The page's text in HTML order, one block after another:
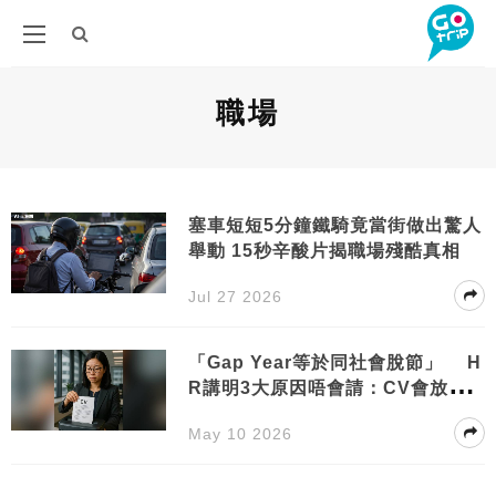
職場
塞車短短5分鐘鐵騎竟當街做出驚人
舉動 15秒辛酸片揭職場殘酷真相
Jul 27 2026
「Gap Year等於同社會脫節」 H
R講明3大原因唔會請：CV會放入
May 10 2026